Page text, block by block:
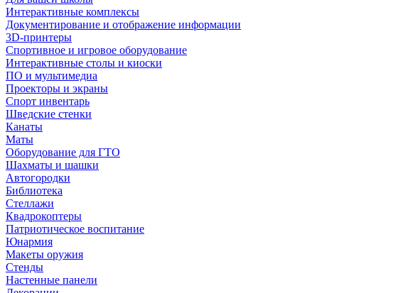
Интерактивные комплексы
Документирование и отображение информации
3D-принтеры
Спортивное и игровое оборудование
Интерактивные столы и киоски
ПО и мультимедиа
Проекторы и экраны
Спорт инвентарь
Шведские стенки
Канаты
Маты
Оборудование для ГТО
Шахматы и шашки
Автогородки
Библиотека
Стеллажи
Квадрокоптеры
Патриотическое воспитание
Юнармия
Макеты оружия
Стенды
Настенные панели